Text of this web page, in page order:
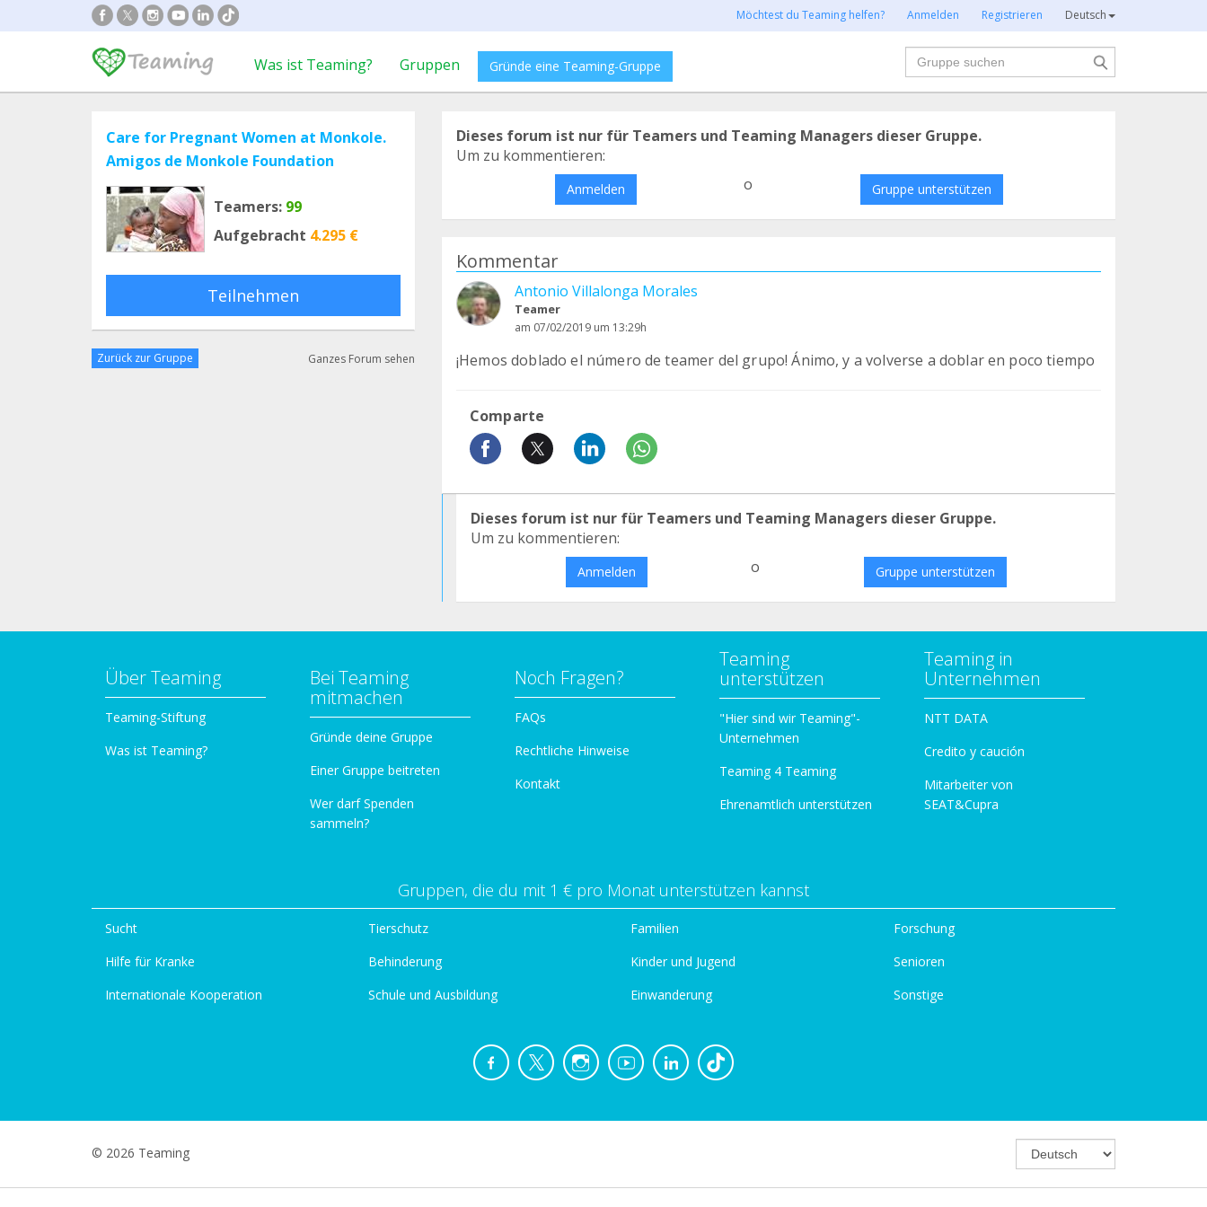
Möchtest du Teaming helfen? Anmelden Registrieren Deutsch
Was ist Teaming? Gruppen Gründe eine Teaming-Gruppe
Suche
Care for Pregnant Women at Monkole.
Amigos de Monkole Foundation
Teamers: 99
Aufgebracht 4.295 €
Teilnehmen
Zurück zur Gruppe Ganzes Forum sehen
Dieses forum ist nur für Teamers und Teaming Managers dieser Gruppe.
Um zu kommentieren:
Anmelden o Gruppe unterstützen
Kommentar
Antonio Villalonga Morales
Teamer
am 07/02/2019 um 13:29h
¡Hemos doblado el número de teamer del grupo! Ánimo, y a volverse a doblar en poco tiempo
Comparte
Dieses forum ist nur für Teamers und Teaming Managers dieser Gruppe.
Um zu kommentieren:
Anmelden o Gruppe unterstützen
Über Teaming
Teaming-Stiftung
Was ist Teaming?
Bei Teaming
mitmachen
Gründe deine Gruppe
Einer Gruppe beitreten
Wer darf Spenden
sammeln?
Noch Fragen?
FAQs
Rechtliche Hinweise
Kontakt
Teaming
unterstützen
"Hier sind wir Teaming"-
Unternehmen
Teaming 4 Teaming
Ehrenamtlich unterstützen
Teaming in
Unternehmen
NTT DATA
Credito y caución
Mitarbeiter von
SEAT&Cupra
Gruppen, die du mit 1 € pro Monat unterstützen kannst
Sucht
Hilfe für Kranke
Internationale Kooperation
Tierschutz
Behinderung
Schule und Ausbildung
Familien
Kinder und Jugend
Einwanderung
Forschung
Senioren
Sonstige
© 2026 Teaming